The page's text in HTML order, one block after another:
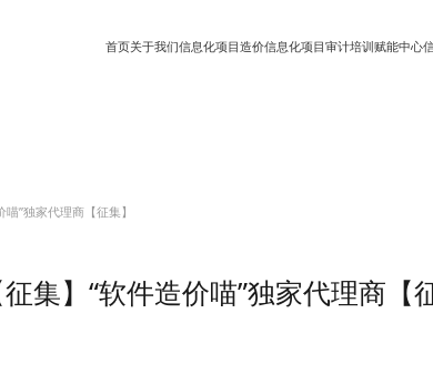
首页关于我们信息化项目造价信息化项目审计培训赋能中心
”独家代理商【征集】
集】“软件造价喵”独家代理商【